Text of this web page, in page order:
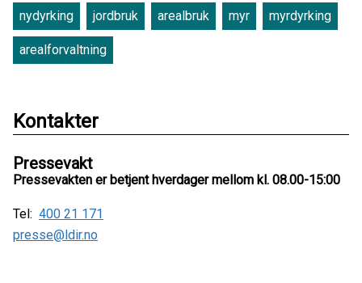
nydyrking jordbruk arealbruk myr myrdyrking
arealforvaltning
Kontakter
Pressevakt
Pressevakten er betjent hverdager mellom kl. 08.00-15:00
Tel: 400 21 171
presse@ldir.no